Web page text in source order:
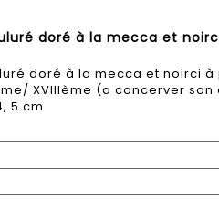
doré à la mecca et
doré à la mecca et noirci à
XVIIIème (a concerver
5 cm